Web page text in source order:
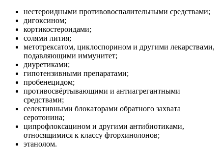
нестероидными противовоспалительными средствами;
дигоксином;
кортикостероидами;
солями лития;
метотрексатом, циклоспорином и другими лекарствами,
подавляющими иммунитет;
диуретиками;
гипотензивными препаратами;
пробенецидом;
противосвёртывающими и антиагрегантными
средствами;
селективными блокаторами обратного захвата
серотонина;
ципрофлоксацином и другими антибиотиками,
относящимися к классу фторхинолонов;
этанолом.